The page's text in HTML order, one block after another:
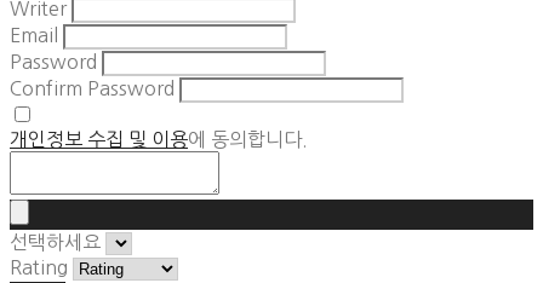
Writer
Email
Password
Confirm Password
개인정보 수집 및 이용에 동의합니다.
선택하세요
Rating